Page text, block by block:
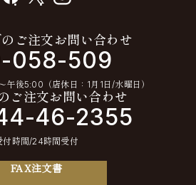
ご注文お問い合わせ
058-509
午後5:00（店休日：1月1日/水曜日）
ご注文お問い合わせ
46-2355
付時間/24時間受付
FAX注文書